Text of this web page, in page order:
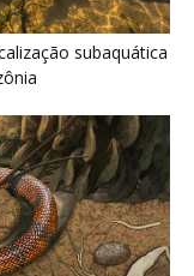
subaquática